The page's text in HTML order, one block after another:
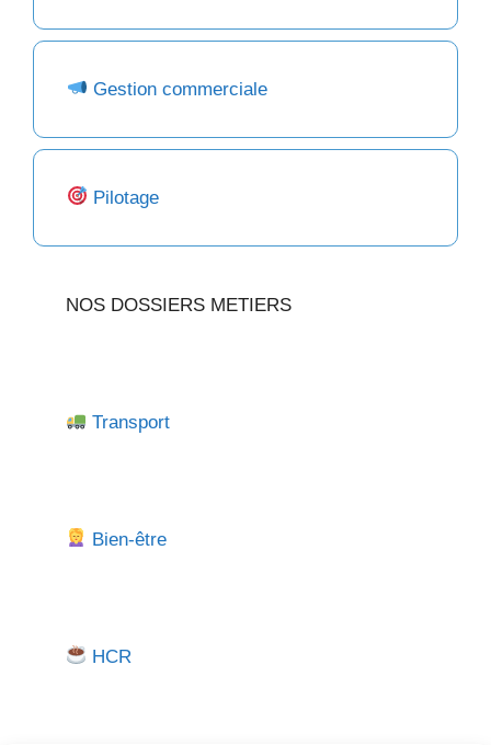
Gestion commerciale
Pilotage
NOS DOSSIERS METIERS
Transport
Bien-être
HCR